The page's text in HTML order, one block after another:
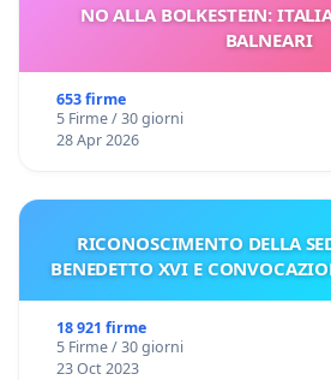
NO ALLA BOLKESTEIN:
BALNEARI
653 firme
5 Firme / 30 giorni
28 Apr 2026
RICONOSCIMENTO DELLA
BENEDETTO XVI E
18 921 firme
5 Firme / 30 giorni
23 Oct 2023